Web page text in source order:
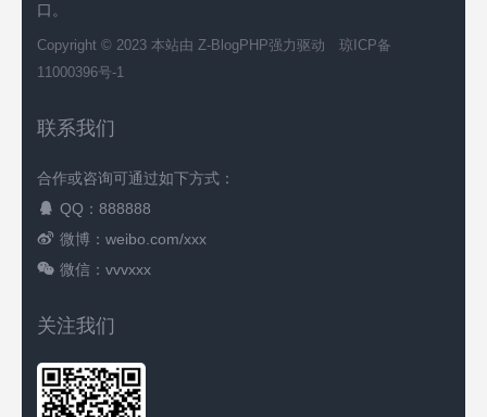
口。
Copyright © 2023 本站由 Z-BlogPHP强力驱动
琼ICP备
11000396号-1
联系我们
合作或咨询可通过如下方式：
QQ：888888
微博：weibo.com/xxx
微信：vvvxxx
关注我们